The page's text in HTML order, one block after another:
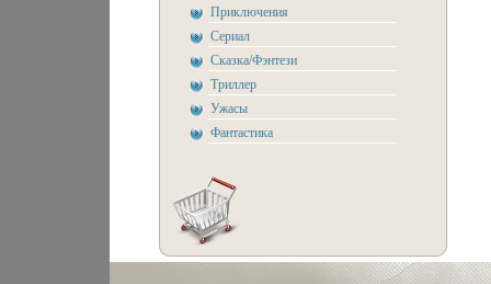
Приключения
Сериал
Сказка/Фэнтези
Триллер
Ужасы
Фантастика